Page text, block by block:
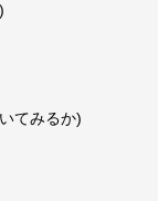
てみるか)